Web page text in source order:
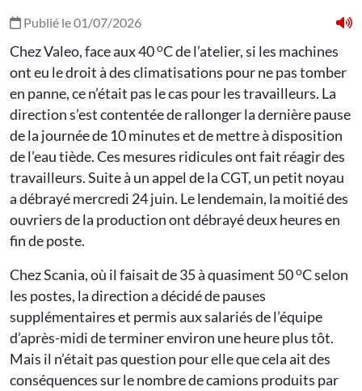
Publié le 01/07/2026
Chez Valeo, face aux 40oC de l’atelier, si les machines
ont eu le droit à des climatisations pour ne pas tomber
en panne, ce n’était pas le cas pour les travailleurs. La
direction s’est contentée de rallonger la dernière pause
de la journée de 10 minutes et de mettre à disposition
de l’eau tiède. Ces mesures ridicules ont fait réagir des
travailleurs. Suite à un appel de la CGT, un petit noyau
a débrayé mercredi 24 juin. Le lendemain, la moitié des
ouvriers de la production ont débrayé deux heures en
fin de poste.
Chez Scania, où il faisait de 35 à quasiment 50oC selon
les postes, la direction a décidé de pauses
supplémentaires et permis aux salariés de l’équipe
d’après-midi de terminer environ une heure plus tôt.
Mais il n’était pas question pour elle que cela ait des
conséquences sur le nombre de camions produits par